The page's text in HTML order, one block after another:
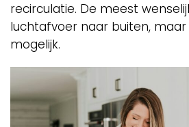
recirculatie. De meest
luchtafvoer naar buiten,
mogelijk.